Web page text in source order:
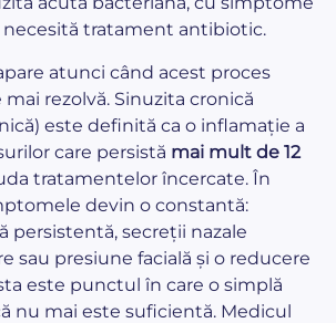
necesită tratament antibiotic.
atunci când acest proces
rezolvă. Sinuzita cronică
este definită ca o inflamație a
care persistă mai mult de 12
tratamentelor încercate. În
devin o constantă:
persistentă, secreții nazale
sau presiune facială și o reducere
este punctul în care o simplă
nu mai este suficientă. Medicul